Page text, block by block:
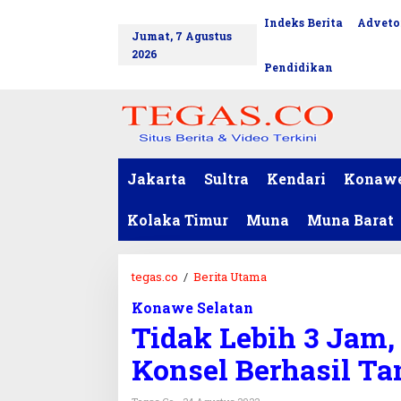
Jumat, 7 Agustus
2026
Indeks Berita
Pendidikan
Jakarta Sultra Kendari
Kolaka Timur Muna Muna Barat
tegas.co / Berita Utama
a
k
L
e
Konawe Selatan
Tidak Lebih 3
Konsel Berhasil